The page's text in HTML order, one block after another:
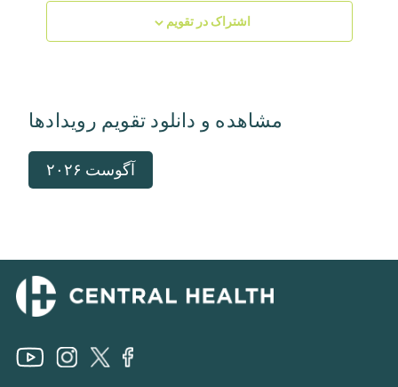
اشتراک در تقویم
مشاهده و دانلود تقویم رویدادها
آگوست ۲۰۲۶